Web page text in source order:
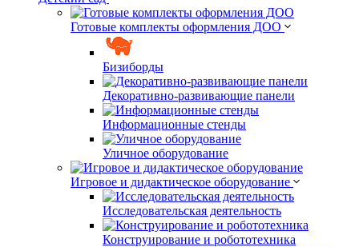
Готовые комплекты оформления ДОО
Бизиборды
Декоративно-развивающие панели
Информационные стенды
Уличное оборудование
Игровое и дидактическое оборудование
Исследовательская деятельность
Конструирование и робототехника